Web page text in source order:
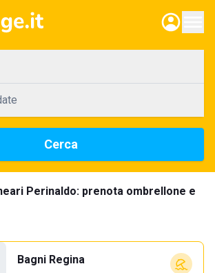
Cerca
Perinaldo: prenota ombrellone e
Bagni Regina